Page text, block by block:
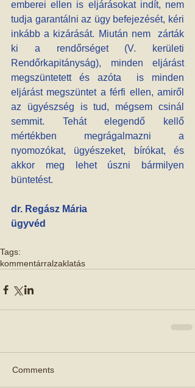
emberei ellen is eljárásokat indít, nem
tudja garantálni az ügy befejezését, kéri
inkább a kizárását. Miután nem  zárták
ki a rendőrséget (V. kerületi
Rendőrkapitányság), minden eljárást
megszüntetett és azóta  is minden
eljárást megszüntet a férfi ellen, amiről
az ügyészség is tud, mégsem csinál
semmit. Tehát elegendő kellő
mértékben megrágalmazni a
nyomozókat, ügyészeket, bírókat, és
akkor meg lehet úszni bármilyen
büntetést.
dr. Regász Mária
ügyvéd
Tags:
kommentárralzaklatás
Comments